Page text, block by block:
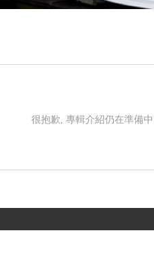
很抱歉, 專輯介紹仍在準備